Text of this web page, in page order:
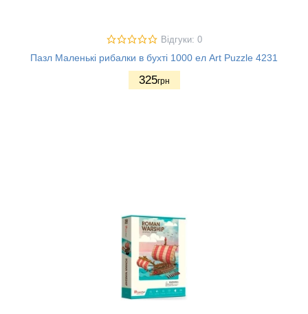
Відгуки: 0
Пазл Маленькі рибалки в бухті 1000 ел Art Puzzle 4231
325грн